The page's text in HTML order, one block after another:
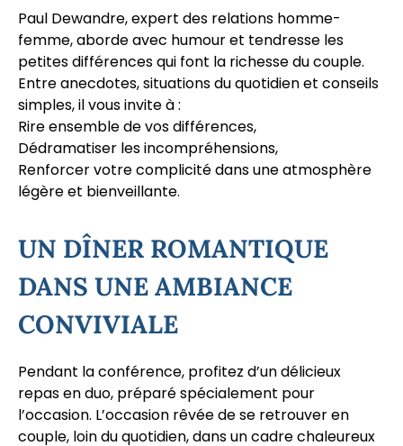
Paul Dewandre, expert des relations homme-
femme, aborde avec humour et tendresse les
petites différences qui font la richesse du couple.
Entre anecdotes, situations du quotidien et conseils
simples, il vous invite à :
Rire ensemble de vos différences,
Dédramatiser les incompréhensions,
Renforcer votre complicité dans une atmosphère
légère et bienveillante.
UN DÎNER ROMANTIQUE
DANS UNE AMBIANCE
CONVIVIALE
Pendant la conférence, profitez d’un délicieux
repas en duo, préparé spécialement pour
l’occasion. L’occasion rêvée de se retrouver en
couple, loin du quotidien, dans un cadre chaleureux